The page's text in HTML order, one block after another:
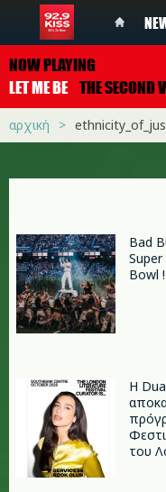
NOW PLAYING
LET ME BE THE SECOND
αρχική
Bad
Bowl !
Η
του